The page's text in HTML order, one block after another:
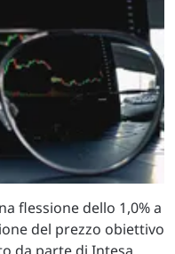
flessione dello 1,0% a
del prezzo obiettivo
da parte di Intesa